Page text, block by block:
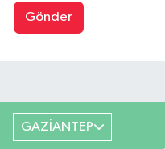
Gönder
GAZİANTEP